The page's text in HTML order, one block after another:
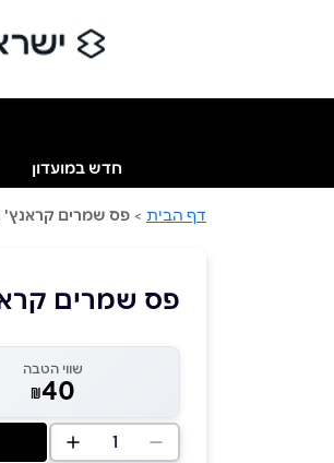
חדש במועדון
דף הבית > פס שמרים קראנץ'
פס שמרים
שווי הטבה
₪40
1